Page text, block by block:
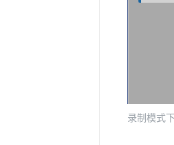
录制模式